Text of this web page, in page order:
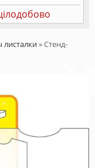
листалки»Стенд-